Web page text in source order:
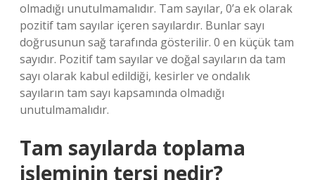
olmadığı unutulmamalıdır. Tam sayılar, 0’a ek olarak
pozitif tam sayılar içeren sayılardır. Bunlar sayı
doğrusunun sağ tarafında gösterilir. 0 en küçük tam
sayıdır. Pozitif tam sayılar ve doğal sayıların da tam
sayı olarak kabul edildiği, kesirler ve ondalık
sayıların tam sayı kapsamında olmadığı
unutulmamalıdır.
Tam sayılarda toplama
işleminin tersi nedir?